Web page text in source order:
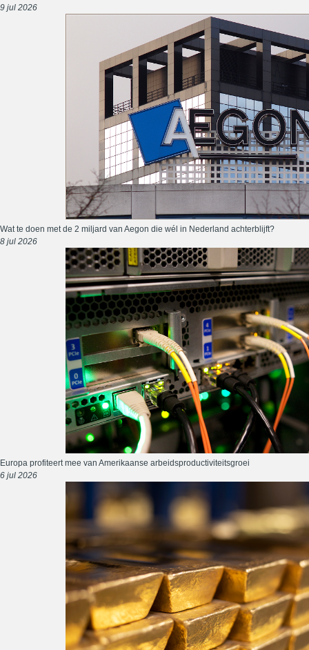
9 jul 2026
Wat te doen met de 2 miljard van Aegon die wél in Nederland achterblijft?
8 jul 2026
Europa profiteert mee van Amerikaanse arbeidsproductiviteitsgroei
6 jul 2026